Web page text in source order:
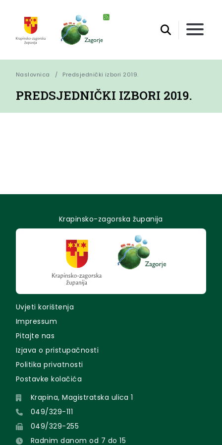
Naslovnica Predsjednički izbori 2019.
PREDSJEDNIČKI IZBORI 2019.
Krapinsko-zagorska županija
Uvjeti korištenja
Impressum
Pitajte nas
Izjava o pristupačnosti
Politika privatnosti
Postavke kolačića
Krapina, Magistratska ulica 1
049/329-111
049/329-255
Radnim danom od 7 do 15